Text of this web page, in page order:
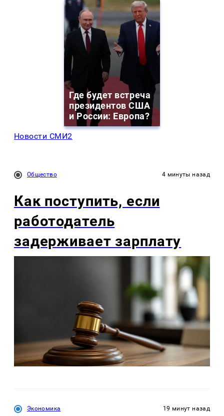
Где будет встреча
президентов США
и России: Европа?
Новости СМИ2
Общество 4 минуты назад
Как поступить, если
работодатель
задерживает зарплату
Экономика 19 минут назад